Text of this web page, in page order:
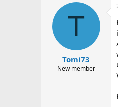
s
t
a
m
T
Tomi73
New member